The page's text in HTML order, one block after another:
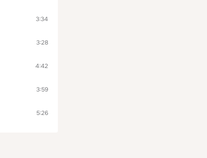
3:34
3:28
4:42
3:59
5:26